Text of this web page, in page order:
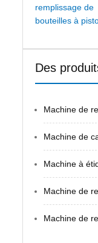
remplissage de
bouteilles à
Des
Machine de
Machine de
Machine à
Machine de
Machine de